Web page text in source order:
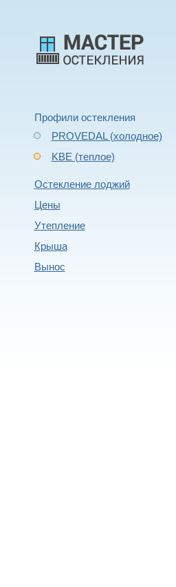
Профили остекления
PROVEDAL (холодное)
KBE (теплое)
Остекление лоджий
Цены
Утепление
Крыша
Вынос